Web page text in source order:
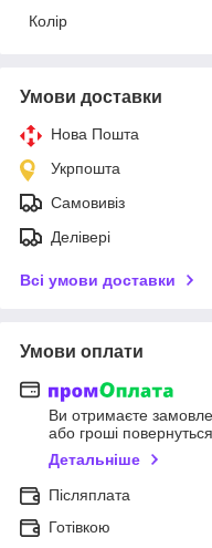
Колір
Умови доставки
Нова Пошта
Укрпошта
Самовивіз
Делівері
Всі умови доставки
Умови оплати
Ви отримаєте
або гроші
Детальніше
Післяплата
Готівкою